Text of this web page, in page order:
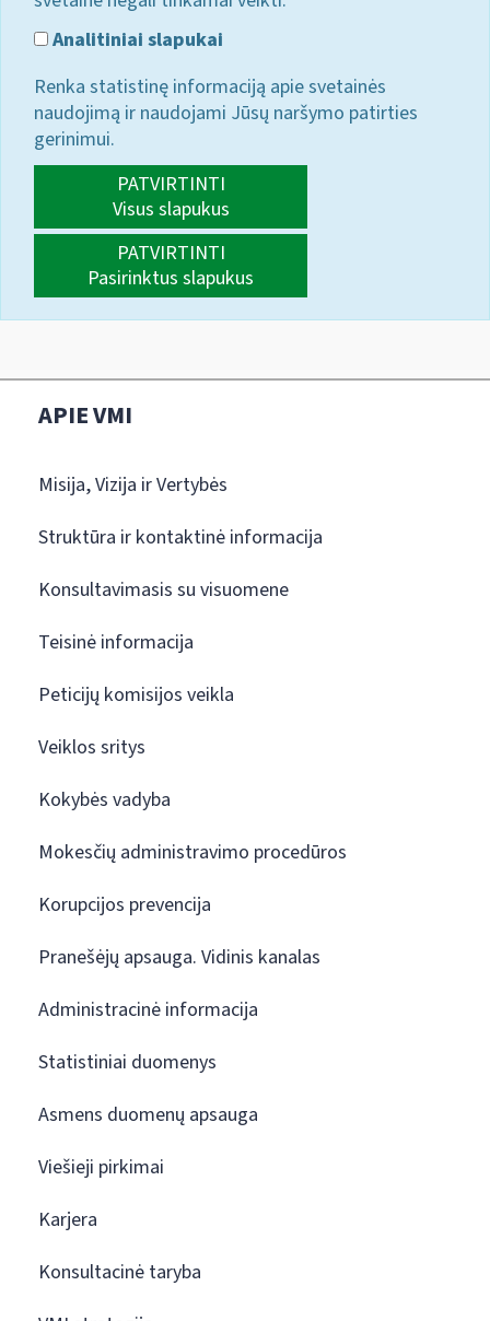
Analitiniai slapukai
Renka statistinę informaciją apie svetainės
naudojimą ir naudojami Jūsų naršymo patirties
gerinimui.
PATVIRTINTI
Visus slapukus
PATVIRTINTI
Pasirinktus slapukus
APIE VMI
Misija, Vizija ir Vertybės
Struktūra ir kontaktinė informacija
Konsultavimasis su visuomene
Teisinė informacija
Peticijų komisijos veikla
Veiklos sritys
Kokybės vadyba
Mokesčių administravimo procedūros
Korupcijos prevencija
Pranešėjų apsauga. Vidinis kanalas
Administracinė informacija
Statistiniai duomenys
Asmens duomenų apsauga
Viešieji pirkimai
Karjera
Konsultacinė taryba